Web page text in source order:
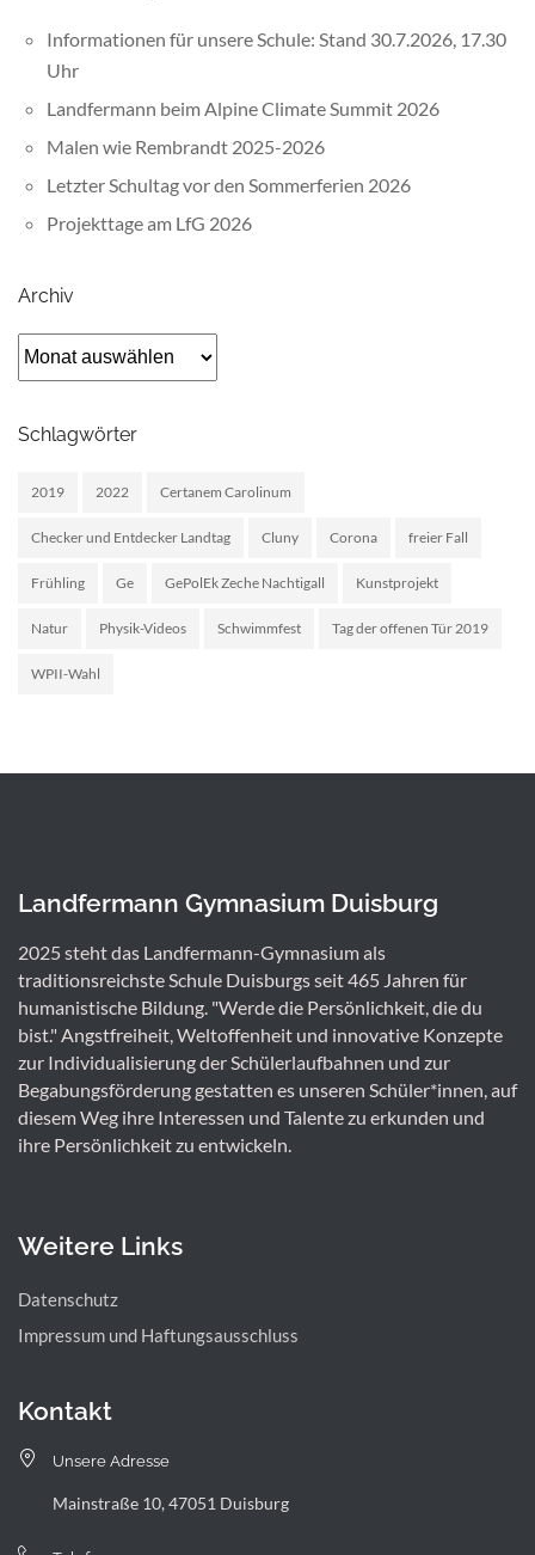
Informationen für unsere Schule: Stand 30.7.2026, 17.30
Uhr
Landfermann beim Alpine Climate Summit 2026
Malen wie Rembrandt 2025-2026
Letzter Schultag vor den Sommerferien 2026
Projekttage am LfG 2026
Archiv
Archiv
Schlagwörter
2019 2022 Certanem Carolinum
Checker und Entdecker Landtag Cluny Corona freier Fall
Frühling Ge GePolEk Zeche Nachtigall Kunstprojekt
Natur Physik-Videos Schwimmfest Tag der offenen Tür 2019
WPII-Wahl
Landfermann Gymnasium Duisburg
2025 steht das Landfermann-Gymnasium als
traditionsreichste Schule Duisburgs seit 465 Jahren für
humanistische Bildung. "Werde die Persönlichkeit, die du
bist." Angstfreiheit, Weltoffenheit und innovative Konzepte
zur Individualisierung der Schülerlaufbahnen und zur
Begabungsförderung gestatten es unseren Schüler*innen, auf
diesem Weg ihre Interessen und Talente zu erkunden und
ihre Persönlichkeit zu entwickeln.
Weitere Links
Datenschutz
Impressum und Haftungsausschluss
Kontakt
Unsere Adresse
Mainstraße 10, 47051 Duisburg